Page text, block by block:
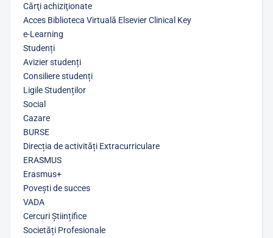
Cărţi achiziţionate
Acces Biblioteca Virtuală Elsevier Clinical Key
e-Learning
Studenți
Avizier studenți
Consiliere studenți
Ligile Studenților
Social
Cazare
BURSE
Direcția de activități Extracurriculare
ERASMUS
Erasmus+
Povești de succes
VADA
Cercuri Științifice
Societăți Profesionale